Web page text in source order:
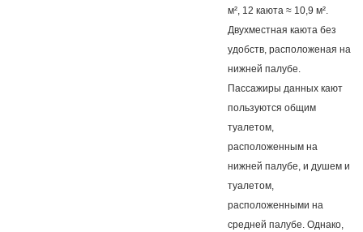
м², 12 каюта ≈ 10,9 м².
Двухместная каюта без
удобств, расположеная на
нижней палубе.
Пассажиры данных кают
пользуются общим
туалетом,
расположенным на
нижней палубе, и душем и
туалетом,
расположенными на
средней палубе. Однако,